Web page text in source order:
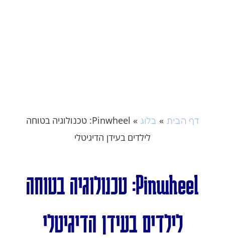
דף הבית » בלוג »
Pinwheel: טכנולוגיה בטוחה
לילדים בעידן הדיגיטלי
Pinwheel: טכנולוגיה בטוחה
לילדים בעידן הדיגיטלי